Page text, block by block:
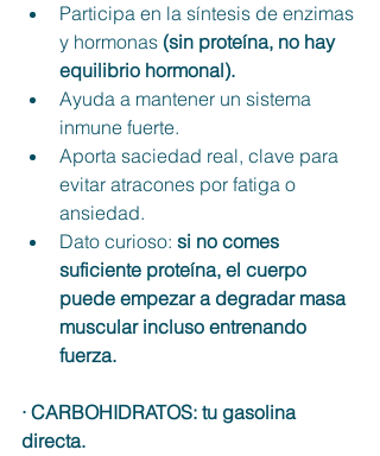
Participa en la síntesis de enzimas
y hormonas (sin proteína, no hay
equilibrio hormonal).
Ayuda a mantener un sistema
inmune fuerte.
Aporta saciedad real, clave para
evitar atracones por fatiga o
ansiedad.
Dato curioso: si no comes
suficiente proteína, el cuerpo
puede empezar a degradar masa
muscular incluso entrenando
fuerza.
· CARBOHIDRATOS: tu gasolina
directa.